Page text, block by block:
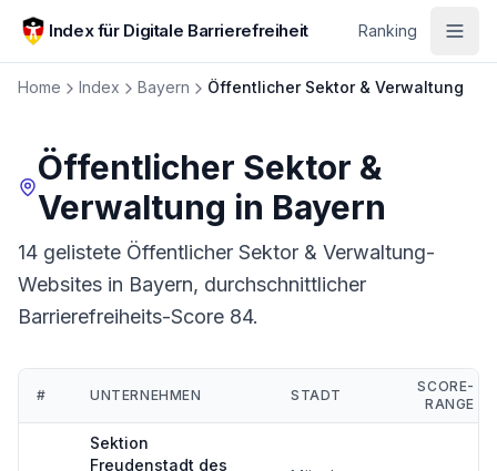
Zum Hauptinhalt springen
Index für Digitale Barrierefreiheit Ranking
Home Index Bayern Öffentlicher Sektor & Verwaltung
Öffentlicher Sektor &
Verwaltung in Bayern
14 gelistete Öffentlicher Sektor & Verwaltung-
Websites in Bayern, durchschnittlicher
Barrierefreiheits-Score 84.
Öffentlicher Sektor & Verwaltung
# UNTERNEHMEN STADT
SCORE-
RANGE
Sektion
Freudenstadt des